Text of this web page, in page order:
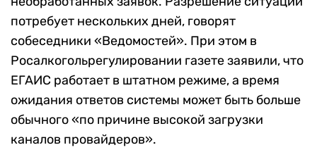
потребует нескольких дней, говорят
собеседники «Ведомостей». При этом в
Росалкогольрегулировании газете заявили, что
ЕГАИС работает в штатном режиме, а время
ожидания ответов системы может быть больше
обычного «по причине высокой загрузки
каналов провайдеров».